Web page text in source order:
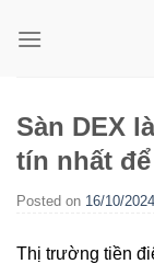
Sàn DEX
tín nhất
Posted on 16/10/2024
Thị trường tiền